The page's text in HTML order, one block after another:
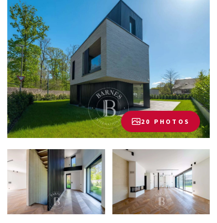
20 PHOTOS